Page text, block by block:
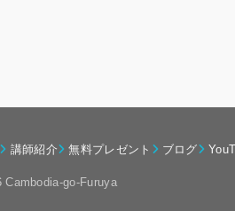
講師紹介 無料プレゼント ブログ
Cambodia-go-Furuya